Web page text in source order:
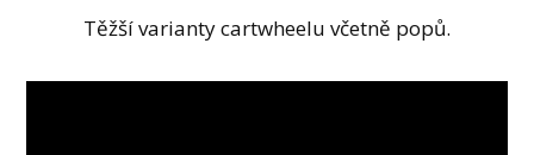
Těžší varianty cartwheelu včetně popů.